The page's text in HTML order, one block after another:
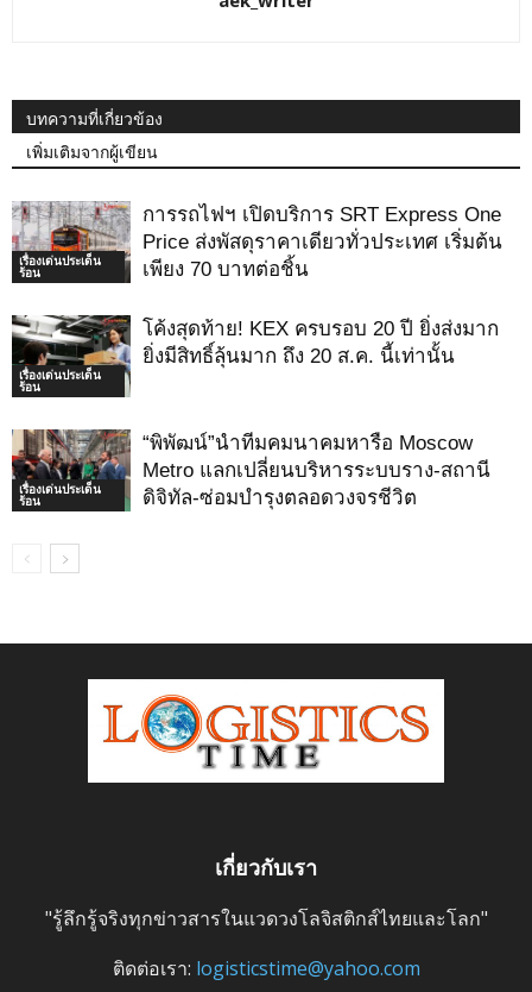
บทความที่เกี่ยวข้อง
เพิ่มเติมจากผู้เขียน
เรื่องเด่นประเด็น
ร้อน
การรถไฟฯ เปิดบริการ SRT Express One
Price ส่งพัสดุราคาเดียวทั่วประเทศ เริ่มต้น
เพียง 70 บาทต่อชิ้น
เรื่องเด่นประเด็น
ร้อน
โค้งสุดท้าย! KEX ครบรอบ 20 ปี ยิ่งส่งมาก
ยิ่งมีสิทธิ์ลุ้นมาก ถึง 20 ส.ค. นี้เท่านั้น
เรื่องเด่นประเด็น
ร้อน
“พิพัฒน์”นำทีมคมนาคมหารือ Moscow
Metro แลกเปลี่ยนบริหารระบบราง-สถานี
ดิจิทัล-ซ่อมบำรุงตลอดวงจรชีวิต
เกี่ยวกับเรา
"รู้ลึกรู้จริงทุกข่าวสารในแวดวงโลจิสติกส์ไทยและโลก"
ติดต่อเรา: logisticstime@yahoo.com